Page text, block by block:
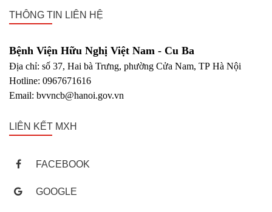
THÔNG TIN LIÊN HỆ
Bệnh Viện Hữu Nghị Việt Nam - Cu Ba
Địa chỉ: số 37, Hai bà Trưng, phường Cửa Nam, TP Hà Nội
Hotline: 0967671616
Email: bvvncb@hanoi.gov.vn
LIÊN KẾT MXH
FACEBOOK
GOOGLE